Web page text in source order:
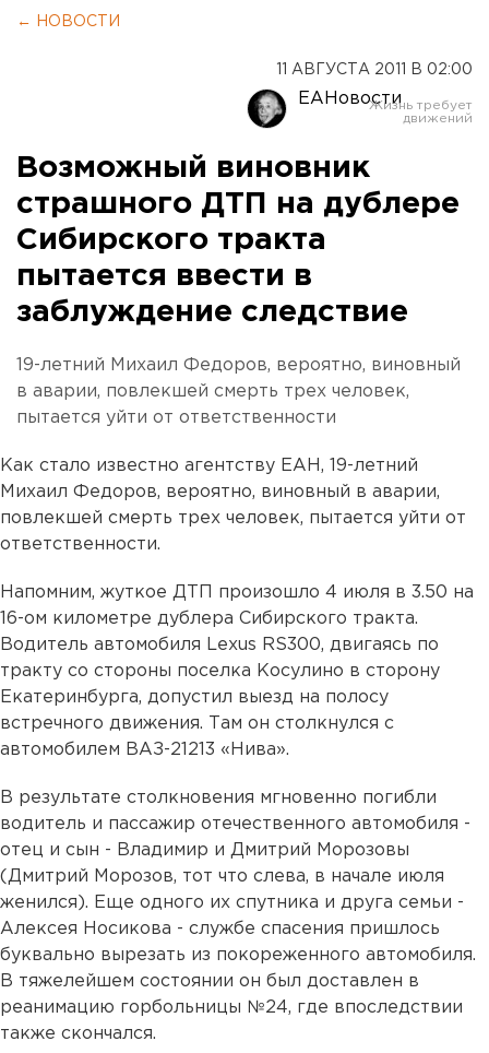
← НОВОСТИ
11 АВГУСТА 2011 В 02:00
ЕАНовости
Возможный виновник
страшного ДТП на дублере
Сибирского тракта
пытается ввести в
заблуждение следствие
19-летний Михаил Федоров, вероятно, виновный
в аварии, повлекшей смерть трех человек,
пытается уйти от ответственности
Как стало известно агентству ЕАН, 19-летний
Михаил Федоров, вероятно, виновный в аварии,
повлекшей смерть трех человек, пытается уйти от
ответственности.
Напомним, жуткое ДТП произошло 4 июля в 3.50 на
16-ом километре дублера Сибирского тракта.
Водитель автомобиля Lexus RS300, двигаясь по
тракту со стороны поселка Косулино в сторону
Екатеринбурга, допустил выезд на полосу
встречного движения. Там он столкнулся с
автомобилем ВАЗ-21213 «Нива».
В результате столкновения мгновенно погибли
водитель и пассажир отечественного автомобиля -
отец и сын - Владимир и Дмитрий Морозовы
(Дмитрий Морозов, тот что слева, в начале июля
женился). Еще одного их спутника и друга семьи -
Алексея Носикова - службе спасения пришлось
буквально вырезать из покореженного автомобиля.
В тяжелейшем состоянии он был доставлен в
реанимацию горбольницы №24, где впоследствии
также скончался.